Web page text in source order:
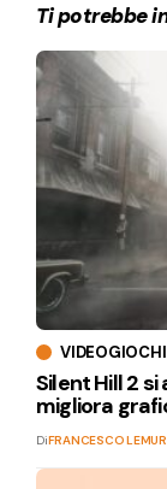
Ti potrebbe
VIDEOGIOCHI
Silent Hill 2 si
migliora
DiFRANCESCO